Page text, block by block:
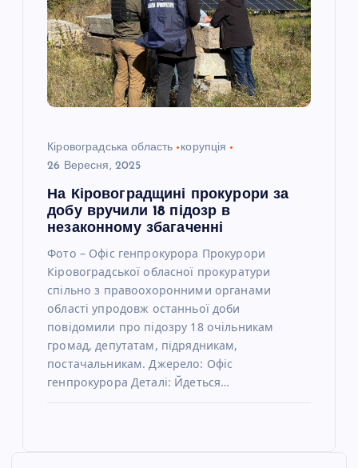
Кіровоградська область
корупція
26 Вересня, 2025
На Кіровоградщині прокурори за
добу вручили 18 підозр в
незаконному збагаченні
Фото – Офіс генпрокурора Прокурори
Кіровоградської обласної прокуратури
спільно з правоохоронними органами
області упродовж останньої доби
повідомили про підозру 18 очільникам
громад, депутатам, підрядникам,
постачальникам. Джерело: Офіс
генпрокурора Деталі: Йдеться…